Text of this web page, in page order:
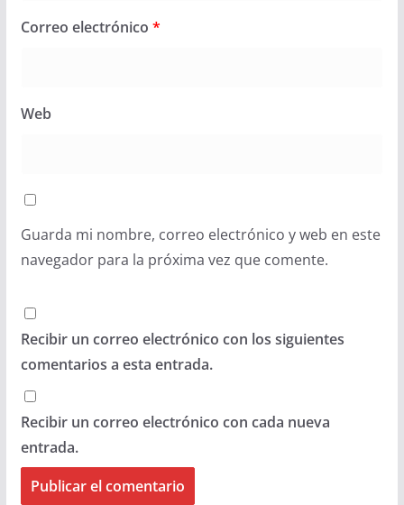
Correo electrónico *
Web
Guarda mi nombre, correo electrónico y web en este
navegador para la próxima vez que comente.
Recibir un correo electrónico con los siguientes
comentarios a esta entrada.
Recibir un correo electrónico con cada nueva
entrada.